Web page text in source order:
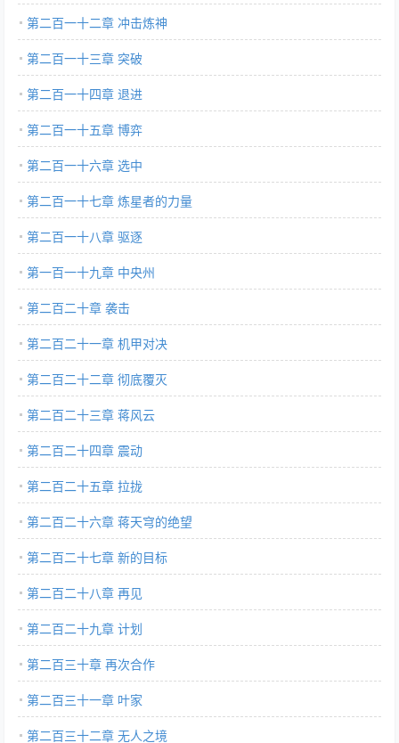
第二百一十二章 冲击炼神
第二百一十三章 突破
第二百一十四章 退进
第二百一十五章 博弈
第二百一十六章 选中
第二百一十七章 炼星者的力量
第二百一十八章 驱逐
第一百一十九章 中央州
第二百二十章 袭击
第二百二十一章 机甲对决
第二百二十二章 彻底覆灭
第二百二十三章 蒋风云
第二百二十四章 震动
第二百二十五章 拉拢
第二百二十六章 蒋天穹的绝望
第二百二十七章 新的目标
第二百二十八章 再见
第二百二十九章 计划
第二百三十章 再次合作
第二百三十一章 叶家
第二百三十二章 无人之境